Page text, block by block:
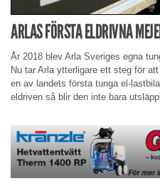
ARLAS FÖRSTA ELDRIVNA
År 2018 blev Arla Sveriges egna
Nu tar Arla ytterligare ett steg för
en av landets första tunga el-
eldriven så blir den inte bara